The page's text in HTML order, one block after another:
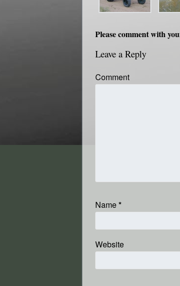
Please comment with
Leave a Reply
Comment
Name*
Website